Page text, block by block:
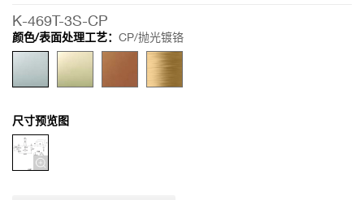
K-469T-3S-CP
颜色/表面处理工艺： CP/抛光镀铬
尺寸预览图